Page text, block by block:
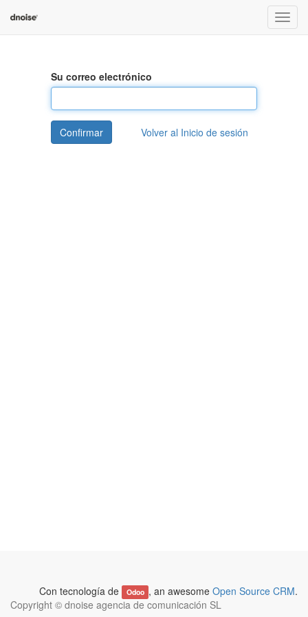
Menú
de
Su correo electrónico
Volver al Inicio de sesión
Confirmar
Con tecnología de Odoo , an awesome Open Source CRM.
Copyright © dnoise agencia de comunicación SL